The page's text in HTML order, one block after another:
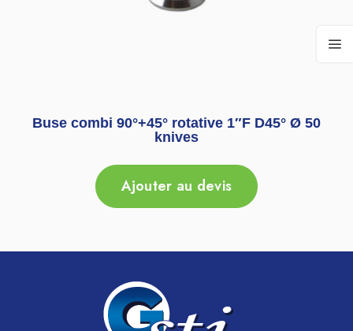
Buse combi 90°+45° rotative 1″F D45° Ø 50
knives
Ajouter au devis